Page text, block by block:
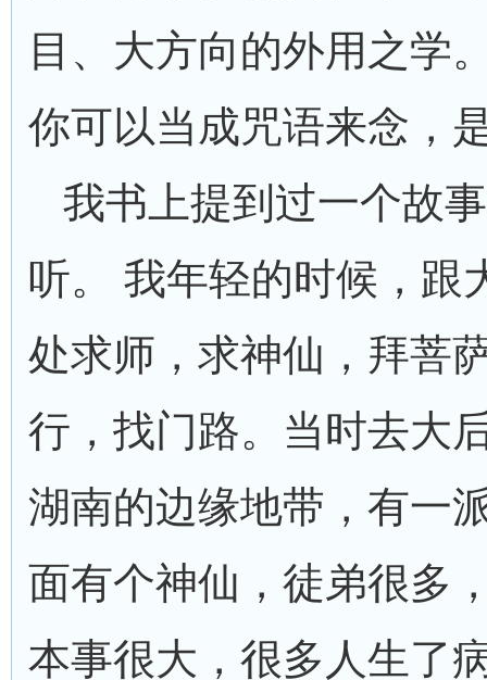
目、大方向的外用之学
你可以当成咒语来念，
我书上提到过一个故
听。 我年轻的时候，跟
处求师，求神仙，拜菩
行，找门路。当时去大
湖南的边缘地带，有一
面有个神仙，徒弟很多
本事很大，很多人生了